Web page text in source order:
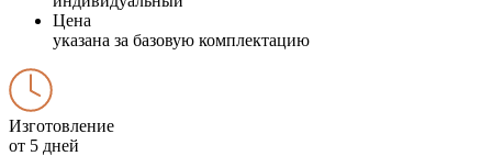
Цена
указана за базовую комплектацию
Изготовление
от 5 дней